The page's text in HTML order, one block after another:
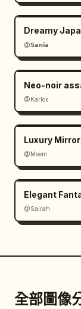
Dreamy
@𝗦𝗮𝗻𝗶𝗮
Neo-noir
@Karlos
Luxury
@Meem
Elegant
@Sairah
全部圖像